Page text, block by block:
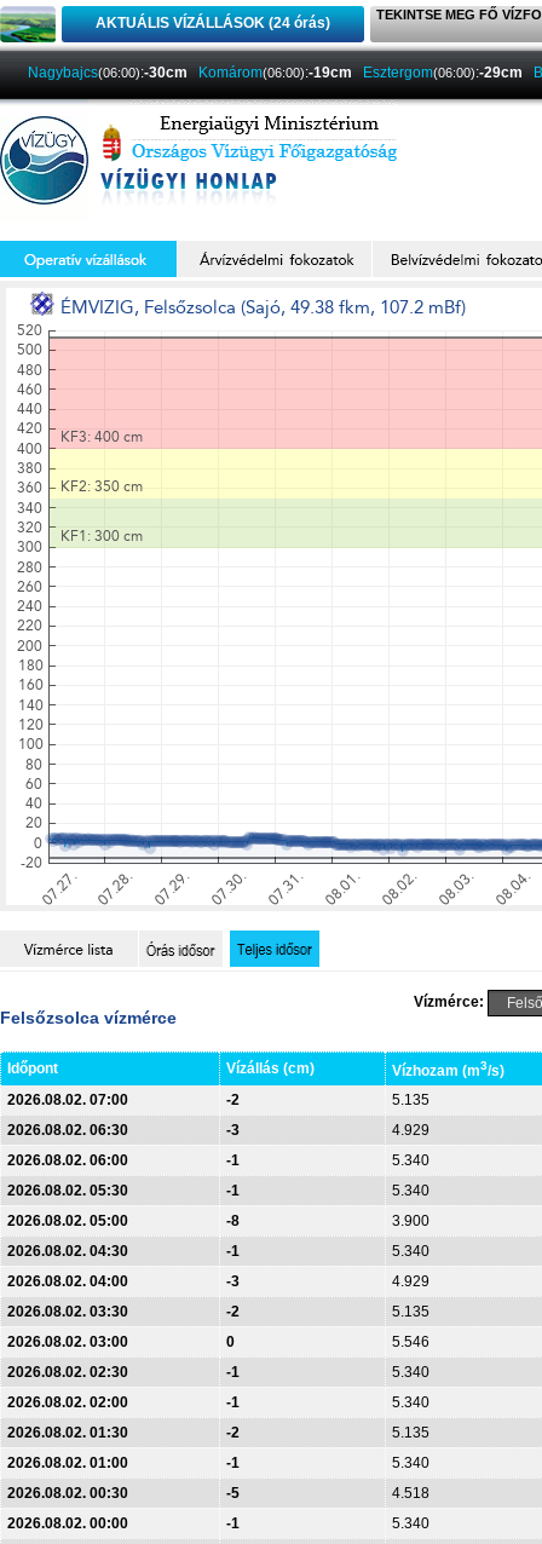
AKTUÁLIS VÍZÁLLÁSOK (24 órás) TEKINTSE MEG FŐ
Nagybajcs(06:00):-30cm Komárom(06:00):-19cm Esztergom(06:00):-29cm
Vízmérce:
Felsőzsolca vízmérce
Időpont Vízállás (cm) Vízhozam (m3/s)
2026.08.02. 07:00
-2
5.135
2026.08.02. 06:30
-3
4.929
2026.08.02. 06:00
-1
5.340
2026.08.02. 05:30
-1
5.340
2026.08.02. 05:00
-8
3.900
2026.08.02. 04:30
-1
5.340
2026.08.02. 04:00
-3
4.929
2026.08.02. 03:30
-2
5.135
2026.08.02. 03:00
0
5.546
2026.08.02. 02:30
-1
5.340
2026.08.02. 02:00
-1
5.340
2026.08.02. 01:30
-2
5.135
2026.08.02. 01:00
-1
5.340
2026.08.02. 00:30
-5
4.518
2026.08.02. 00:00
-1
5.340